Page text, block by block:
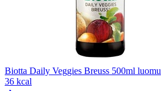
Biotta Daily Veggies Breuss 500ml luomu
36 kcal